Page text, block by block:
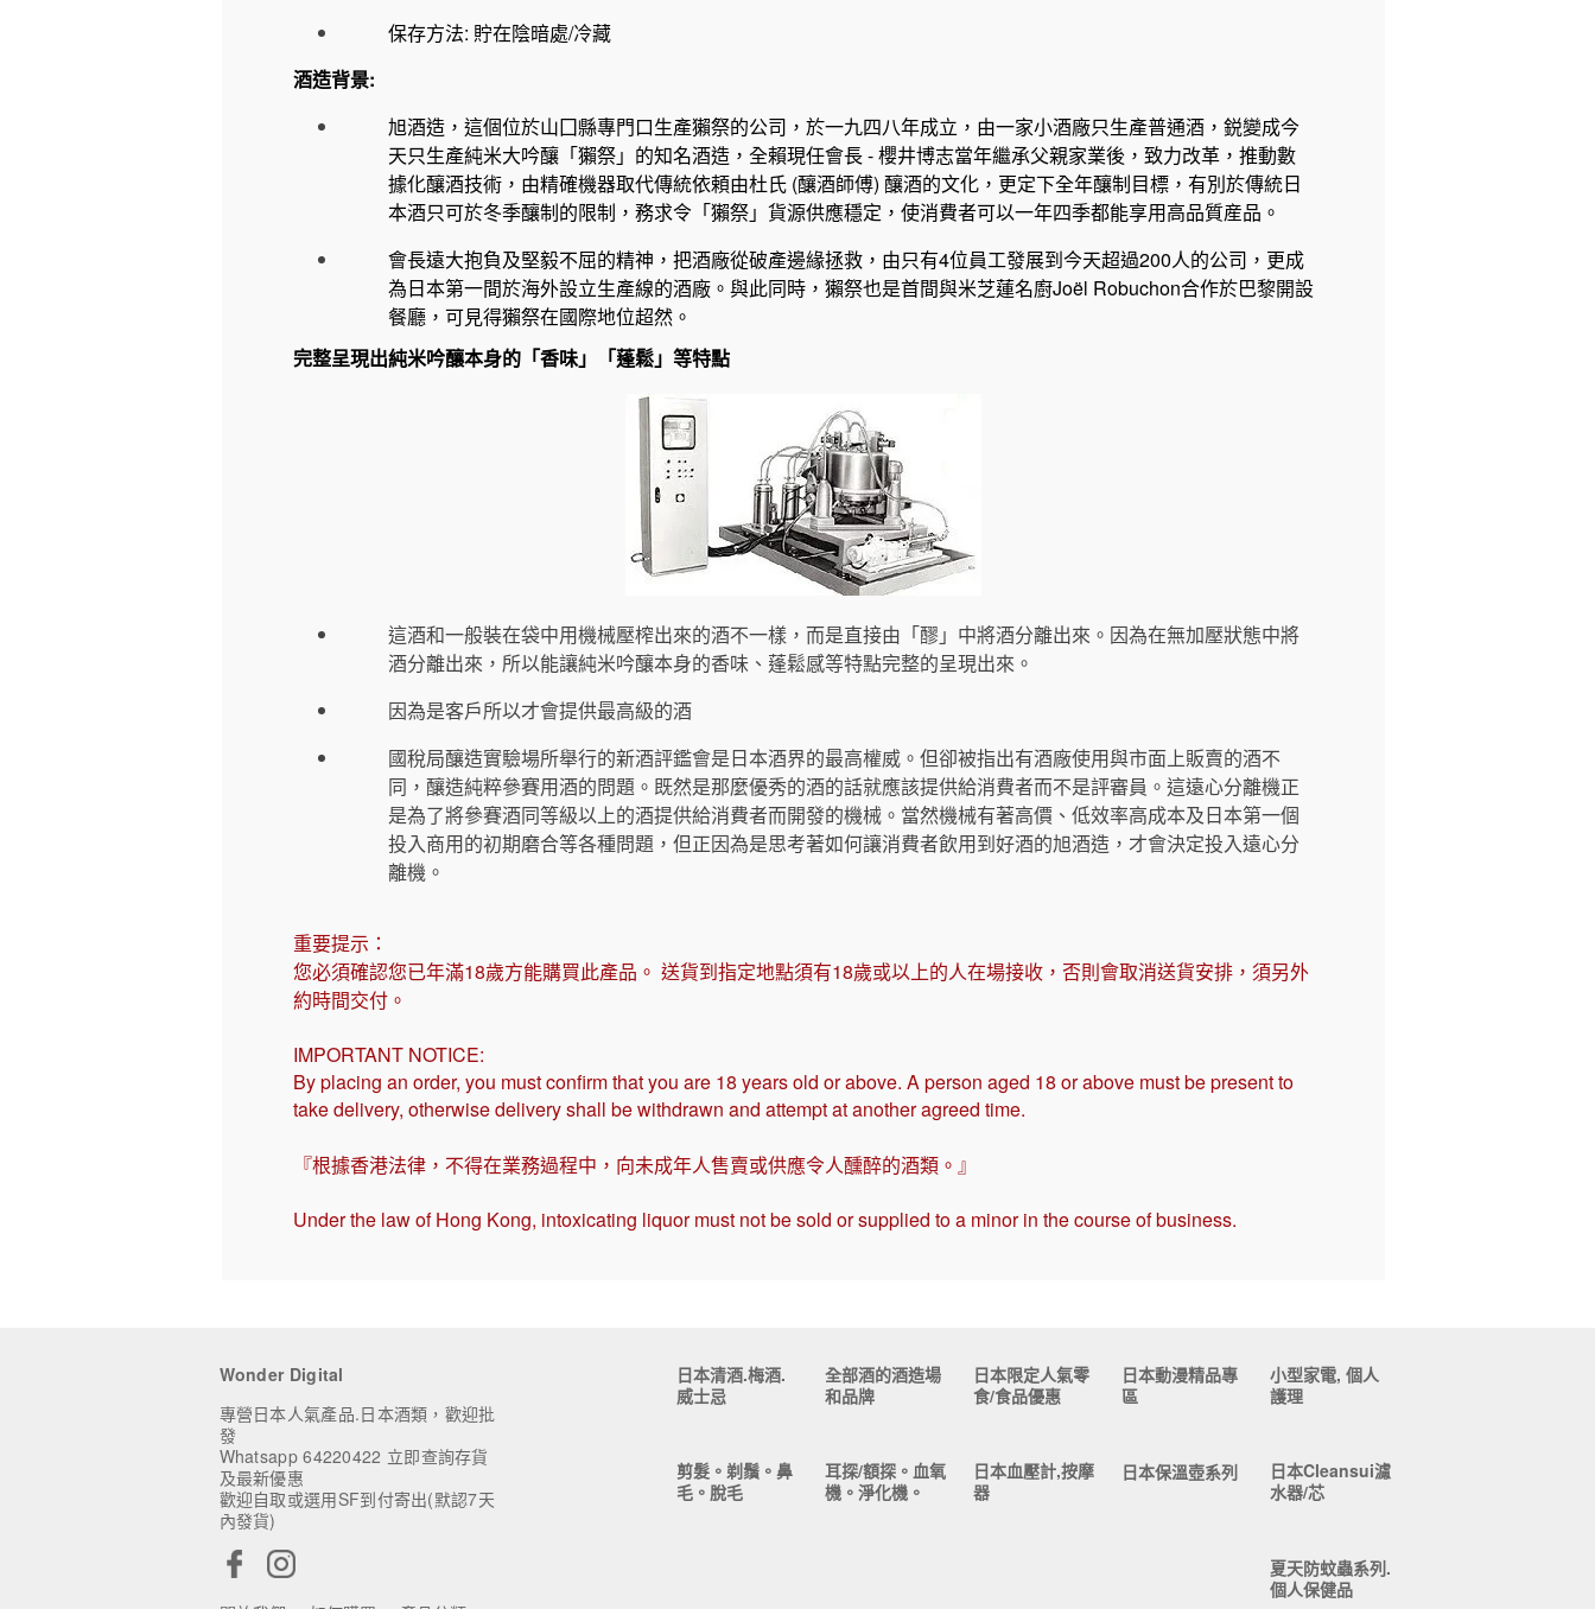
保存方法: 貯在陰暗處/冷藏
酒造背景:
旭酒造，這個位於山囗縣專門口生產獺祭的公司，於一九四八年成立，由一家小酒廠只生產普通酒，鋭變成今
天只生產純米大吟釀「獺祭」的知名酒造，全賴現任會長 - 櫻井博志當年繼承父親家業後，致力改革，推動數
據化釀酒技術，由精確機器取代傳統依頼由杜氏 (釀酒師傅) 釀酒的文化，更定下全年釀制目標，有別於傳統日
本酒只可於冬季釀制的限制，務求令「獺祭」貨源供應穩定，使消費者可以一年四季都能享用高品質産品。
會長遠大抱負及堅毅不屈的精神，把酒廠從破產邊緣拯救，由只有4位員工發展到今天超過200人的公司，更成
為日本第一間於海外設立生產線的酒廠。與此同時，獺祭也是首間與米芝蓮名廚Joël Robuchon合作於巴黎開設
餐廳，可見得獺祭在國際地位超然。
完整呈現出純米吟釀本身的「香味」「蓬鬆」等特點
這酒和一般裝在袋中用機械壓榨出來的酒不一樣，而是直接由「醪」中將酒分離出來。因為在無加壓狀態中將
酒分離出來，所以能讓純米吟釀本身的香味、蓬鬆感等特點完整的呈現出來。
因為是客戶所以才會提供最高級的酒
國稅局釀造實驗場所舉行的新酒評鑑會是日本酒界的最高權威。但卻被指出有酒廠使用與市面上販賣的酒不
同，釀造純粹參賽用酒的問題。既然是那麼優秀的酒的話就應該提供給消費者而不是評審員。這遠心分離機正
是為了將參賽酒同等級以上的酒提供給消費者而開發的機械。當然機械有著高價、低效率高成本及日本第一個
投入商用的初期磨合等各種問題，但正因為是思考著如何讓消費者飲用到好酒的旭酒造，才會決定投入遠心分
離機。
重要提示：
您必須確認您已年滿18歲方能購買此產品。 送貨到指定地點須有18歲或以上的人在場接收，否則會取消送貨安排，須另外
約時間交付。
IMPORTANT NOTICE:
By placing an order, you must confirm that you are 18 years old or above. A person aged 18 or above must be present to
take delivery, otherwise delivery shall be withdrawn and attempt at another agreed time.
『根據香港法律，不得在業務過程中，向未成年人售賣或供應令人醺醉的酒類。』
Under the law of Hong Kong, intoxicating liquor must not be sold or supplied to a minor in the course of business.
Wonder Digital
專營日本人氣產品.日本酒類，歡迎批
發
Whatsapp 64220422 立即查詢存貨
及最新優惠
歡迎自取或選用SF到付寄出(默認7天
內發貨)
日本清酒.梅酒.
威士忌
全部酒的酒造場
和品牌
日本限定人氣零
食/食品優惠
日本動漫精品專
區
小型家電, 個人
護理
剪髮。剃鬚。鼻
毛。脫毛
耳探/額探。血氧
機。淨化機。
日本血壓計,按摩
器
日本保溫壺系列
日本Cleansui濾
水器/芯
夏天防蚊蟲系列.
個人保健品